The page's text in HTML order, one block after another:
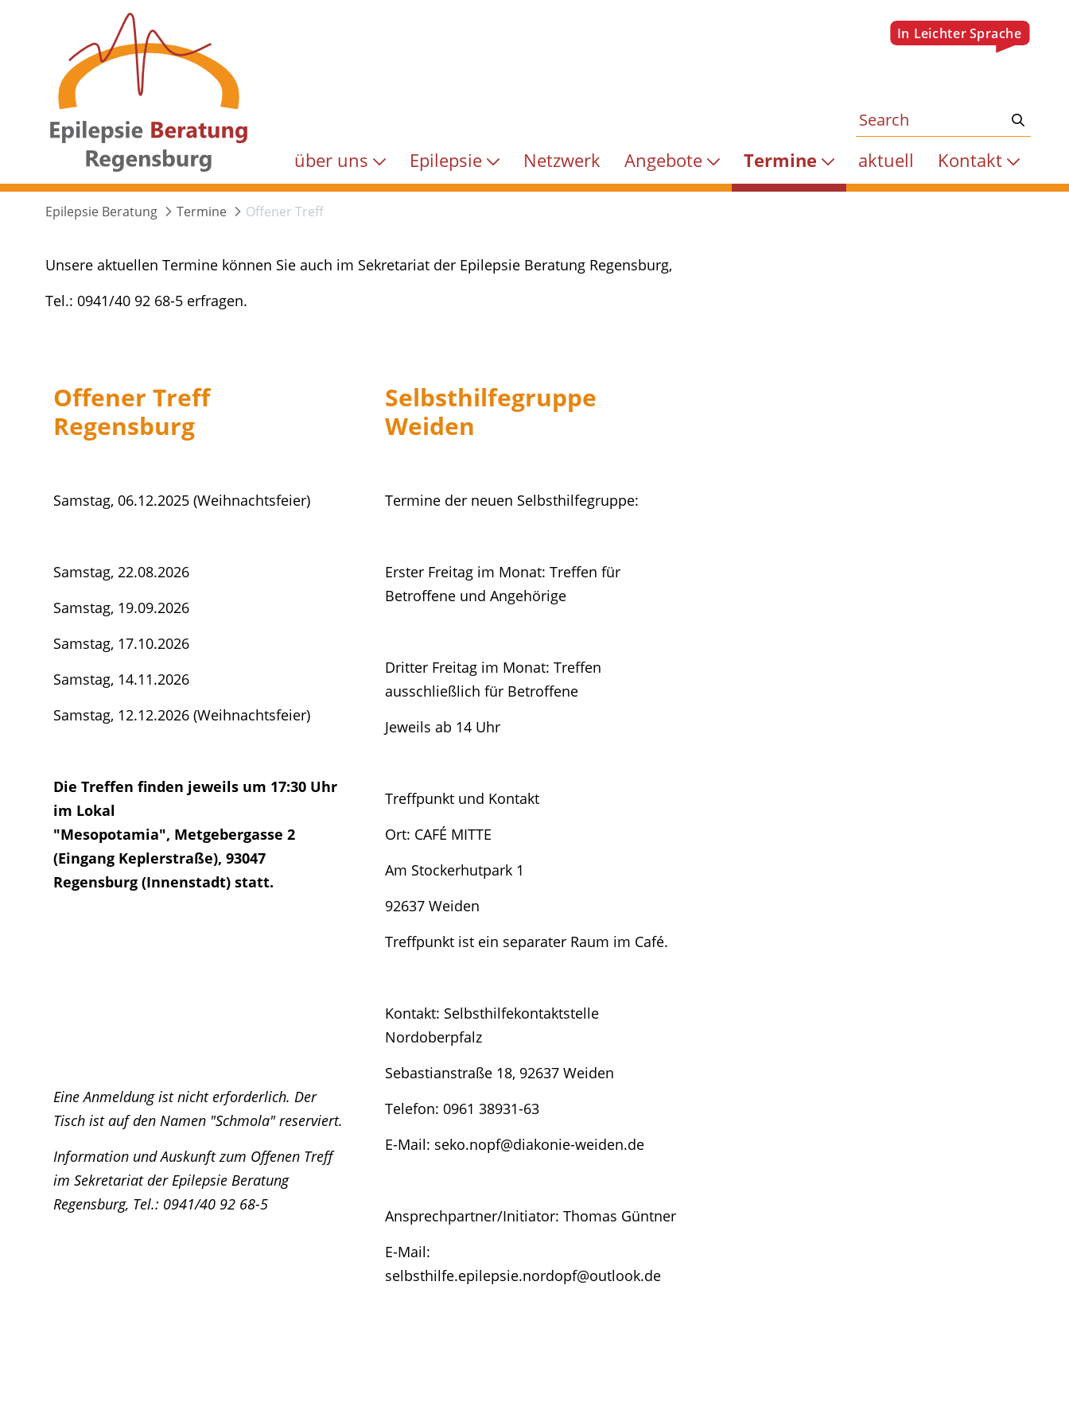
über uns Epilepsie Netzwerk Angebote Termine aktuell Kontakt
Epilepsie Beratung Termine Offener Treff
Unsere aktuellen Termine können Sie auch im Sekretariat der Epilepsie Beratung Regensburg,
Tel.: 0941/40 92 68-5 erfragen.
Offener Treff
Regensburg
Samstag, 06.12.2025 (Weihnachtsfeier)
Samstag, 22.08.2026
Samstag, 19.09.2026
Samstag, 17.10.2026
Samstag, 14.11.2026
Samstag, 12.12.2026 (Weihnachtsfeier)
Die Treffen finden jeweils um 17:30 Uhr
im Lokal
"Mesopotamia", Metgebergasse 2
(Eingang Keplerstraße), 93047
Regensburg (Innenstadt) statt.
Eine Anmeldung ist nicht erforderlich. Der
Tisch ist auf den Namen "Schmola" reserviert.
Information und Auskunft zum Offenen Treff
im Sekretariat der Epilepsie Beratung
Regensburg, Tel.: 0941/40 92 68-5
Selbsthilfegruppe
Weiden
Termine der neuen Selbsthilfegruppe:
Erster Freitag im Monat: Treffen für
Betroffene und Angehörige
Dritter Freitag im Monat: Treffen
ausschließlich für Betroffene
Jeweils ab 14 Uhr
Treffpunkt und Kontakt
Ort: CAFÉ MITTE
Am Stockerhutpark 1
92637 Weiden
Treffpunkt ist ein separater Raum im Café.
Kontakt: Selbsthilfekontaktstelle
Nordoberpfalz
Sebastianstraße 18, 92637 Weiden
Telefon: 0961 38931-63
E-Mail: seko.nopf@diakonie-weiden.de
Ansprechpartner/Initiator: Thomas Güntner
E-Mail:
selbsthilfe.epilepsie.nordopf@outlook.de